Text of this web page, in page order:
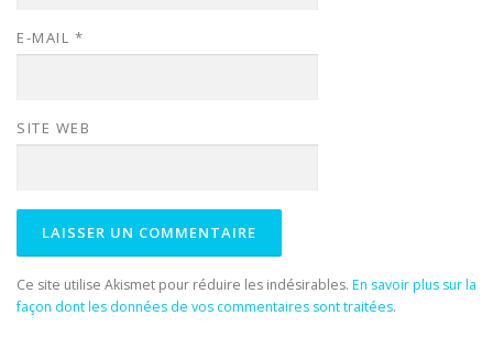
E-MAIL *
SITE WEB
Ce site utilise Akismet pour réduire les indésirables. En savoir plus sur la
façon dont les données de vos commentaires sont traitées.